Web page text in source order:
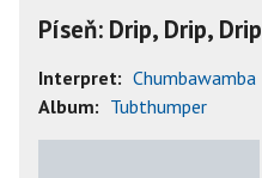
Píseň: Drip, Drip, Drip
Interpret: Chumbawamba
Album: Tubthumper